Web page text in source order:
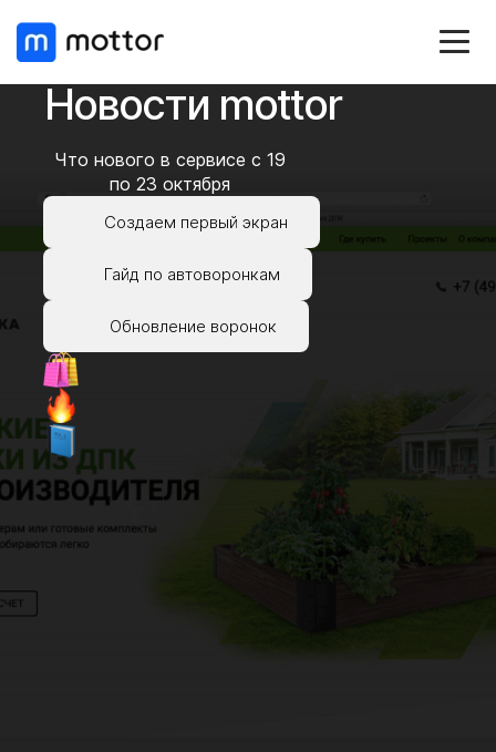
Новости mottor
Что нового в сервисе c 19
по 23 октября
Создаем первый экран
Гайд по автоворонкам
Обновление воронок